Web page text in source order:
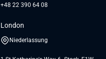
+48 22 390 64 08
London
Niederlassung